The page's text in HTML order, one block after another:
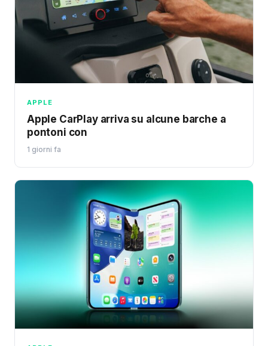
APPLE
Apple CarPlay arriva su alcune barche a
pontoni con
1 giorni fa